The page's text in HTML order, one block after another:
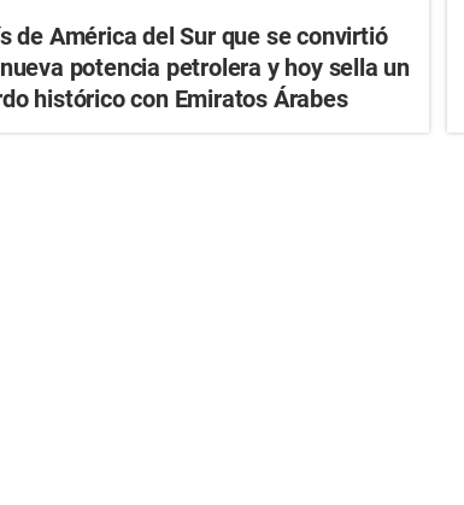
de América del Sur que se convirtió
potencia petrolera y hoy sella un
histórico con Emiratos Árabes